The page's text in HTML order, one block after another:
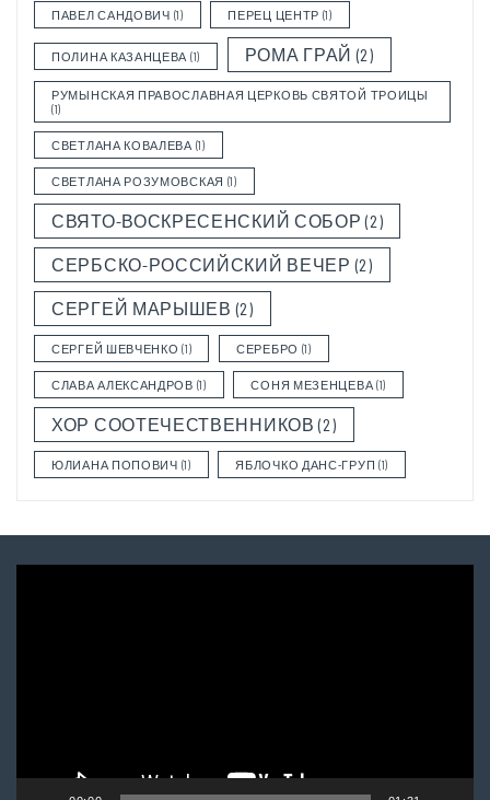
ПАВЕЛ САНДОВИЧ (1) ПЕРЕЦ ЦЕНТР (1)
ПОЛИНА КАЗАНЦЕВА (1) РОМА ГРАЙ (2)
РУМЫНСКАЯ ПРАВОСЛАВНАЯ ЦЕРКОВЬ СВЯТОЙ ТРОИЦЫ
(1)
СВЕТЛАНА КОВАЛЕВА (1)
СВЕТЛАНА РОЗУМОВСКАЯ (1)
СВЯТО-ВОСКРЕСЕНСКИЙ СОБОР (2)
СЕРБСКО-РОССИЙСКИЙ ВЕЧЕР (2)
СЕРГЕЙ МАРЫШЕВ (2)
СЕРГЕЙ ШЕВЧЕНКО (1) СЕРЕБРО (1)
СЛАВА АЛЕКСАНДРОВ (1) СОНЯ МЕЗЕНЦЕВА (1)
ХОР СООТЕЧЕСТВЕННИКОВ (2)
ЮЛИАНА ПОПОВИЧ (1) ЯБЛОЧКО ДАНС-ГРУП (1)